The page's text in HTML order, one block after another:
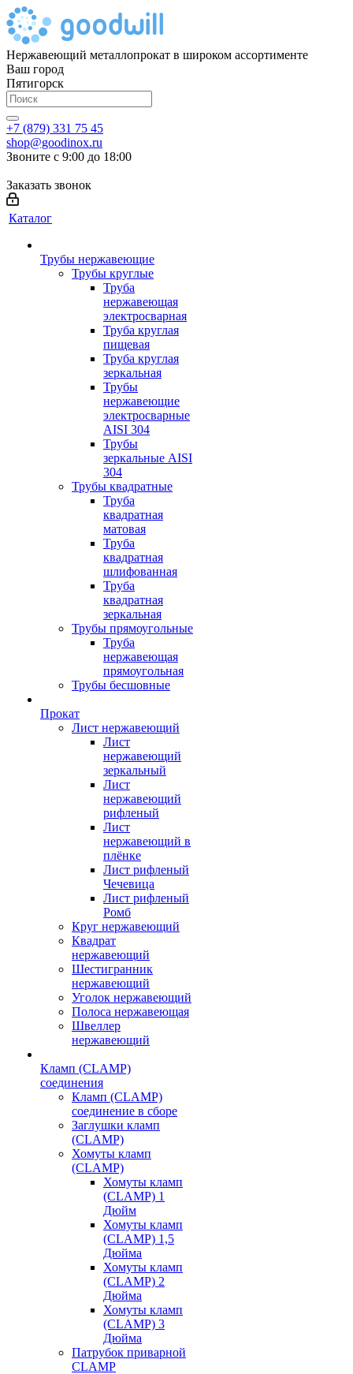
Нержавеющий металлопрокат в широком ассортименте
Ваш город
Пятигорск
+7 (879) 331 75 45
shop@goodinox.ru
Звоните с 9:00 до 18:00
Заказать звонок
Каталог
Трубы нержавеющие
Трубы круглые
Труба
нержавеющая
электросварная
Труба круглая
пищевая
Труба круглая
зеркальная
Трубы
нержавеющие
электросварные
AISI 304
Трубы
зеркальные AISI
304
Трубы квадратные
Труба
квадратная
матовая
Труба
квадратная
шлифованная
Труба
квадратная
зеркальная
Трубы прямоугольные
Труба
нержавеющая
прямоугольная
Трубы бесшовные
Прокат
Лист нержавеющий
Лист
нержавеющий
зеркальный
Лист
нержавеющий
рифленый
Лист
нержавеющий в
плёнке
Лист рифленый
Чечевица
Лист рифленый
Ромб
Круг нержавеющий
Квадрат
нержавеющий
Шестигранник
нержавеющий
Уголок нержавеющий
Полоса нержавеющая
Швеллер
нержавеющий
Кламп (CLAMP)
соединения
Кламп (CLAMP)
соединение в сборе
Заглушки кламп
(CLAMP)
Хомуты кламп
(CLAMP)
Хомуты кламп
(CLAMP) 1
Дюйм
Хомуты кламп
(CLAMP) 1,5
Дюйма
Хомуты кламп
(CLAMP) 2
Дюйма
Хомуты кламп
(CLAMP) 3
Дюйма
Патрубок приварной
CLAMP